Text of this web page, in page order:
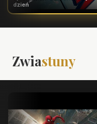
dzień
Zwiastuny